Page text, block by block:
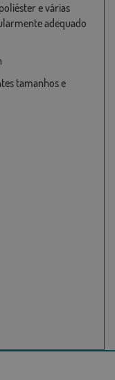
e várias
adequado
tamanhos e